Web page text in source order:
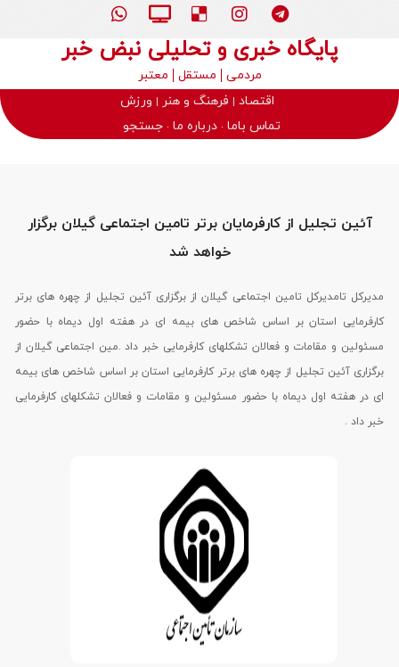
پایگاه خبری و تحلیلی نبض خبر
مردمی مستقل
معتبر
اقتصاد
فرهنگ و هنر
ورزش
تماس باما درباره ما جستجو
آئین تجلیل از کارفرمایان برتر تامین اجتماعی گیلان برگزار
خواهد شد
مدیرکل تامدیرکل تامین اجتماعی گیلان از برگزاری آئین تجلیل از چهره های برتر
کارفرمایی استان بر اساس شاخص های بیمه ای در هفته اول دیماه با حضور
مسئولین و مقامات و فعالان تشکلهای کارفرمایی خبر داد .مین اجتماعی گیلان از
برگزاری آئین تجلیل از چهره های برتر کارفرمایی استان بر اساس شاخص های بیمه
ای در هفته اول دیماه با حضور مسئولین و مقامات و فعالان تشکلهای کارفرمایی
خبر داد .